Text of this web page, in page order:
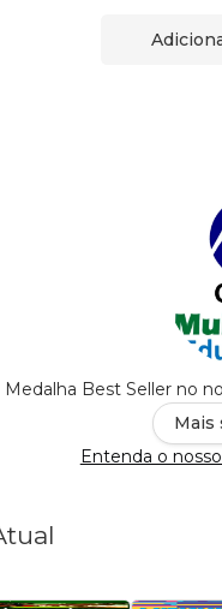
Best Seller no
Mais
Entenda o